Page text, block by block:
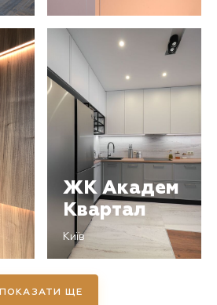
ЖК Академ
Квартал
Київ
ПОКАЗАТИ ЩЕ